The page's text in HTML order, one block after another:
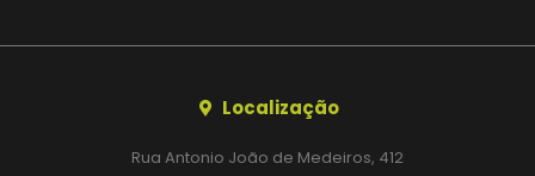
Localização
Rua Antonio João de Medeiros, 412